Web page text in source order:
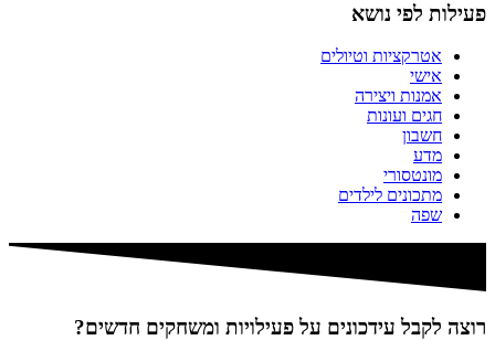
פעילות לפי נושא
אטרקציות וטיולים
אישי
אמנות ויצירה
חגים ועונות
חשבון
מדע
מונטסורי
מתכונים לילדים
שפה
רוצה לקבל עידכונים על פעילויות ומשחקים חדשים?